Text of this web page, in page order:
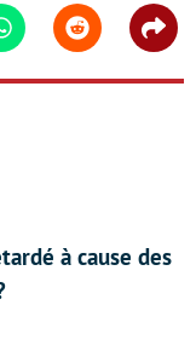
WhatsappReddit
à cause des